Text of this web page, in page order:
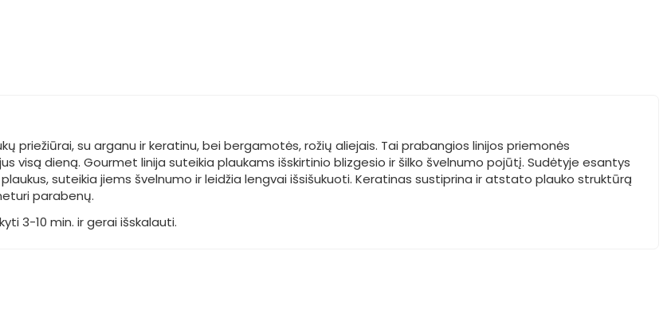
priežiūrai, su arganu ir keratinu, bei bergamotės, rožių aliejais. Tai prabangios linijos priemonės
visą dieną. Gourmet linija suteikia plaukams išskirtinio blizgesio ir šilko švelnumo pojūtį. Sudėtyje esantys
suteikia jiems švelnumo ir leidžia lengvai išsišukuoti. Keratinas sustiprina ir atstato plauko struktūrą
parabenų.
3-10 min. ir gerai išskalauti.